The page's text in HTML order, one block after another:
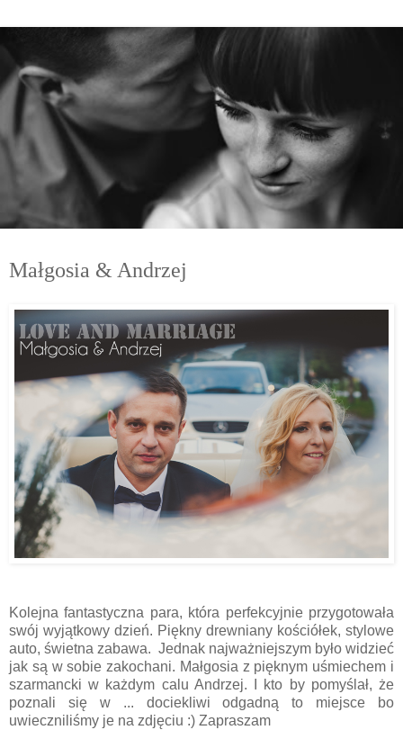
Małgosia & Andrzej
Kolejna fantastyczna para, która perfekcyjnie przygotowała
swój wyjątkowy dzień. Piękny drewniany kościółek, stylowe
auto, świetna zabawa. Jednak najważniejszym było widzieć
jak są w sobie zakochani. Małgosia z pięknym uśmiechem i
szarmancki w każdym calu Andrzej. I kto by pomyślał, że
poznali się w ... dociekliwi odgadną to miejsce bo
uwieczniliśmy je na zdjęciu :) Zapraszam